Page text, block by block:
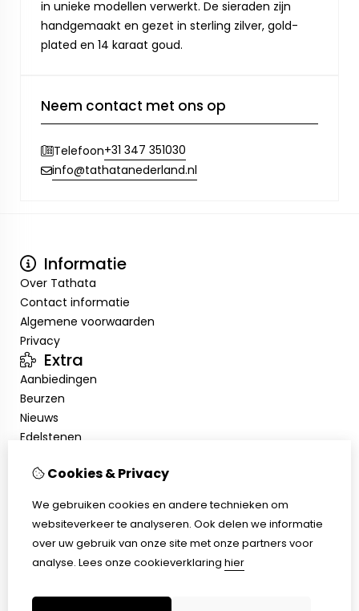
in unieke modellen verwerkt. De sieraden zijn
handgemaakt en gezet in sterling zilver, gold-
plated en 14 karaat goud.
Neem contact met ons op
Telefoon+31 347 351030
info@tathatanederland.nl
Informatie
Over Tathata
Contact informatie
Algemene voorwaarden
Privacy
Extra
Aanbiedingen
Beurzen
Nieuws
Edelstenen
Mijn account
Bestelhistorie
Klantenservice
Contact
Cookies & Privacy
We gebruiken cookies en andere technieken om
websiteverkeer te analyseren. Ook delen we informatie
over uw gebruik van onze site met onze partners voor
analyse. Lees onze cookieverklaring hier